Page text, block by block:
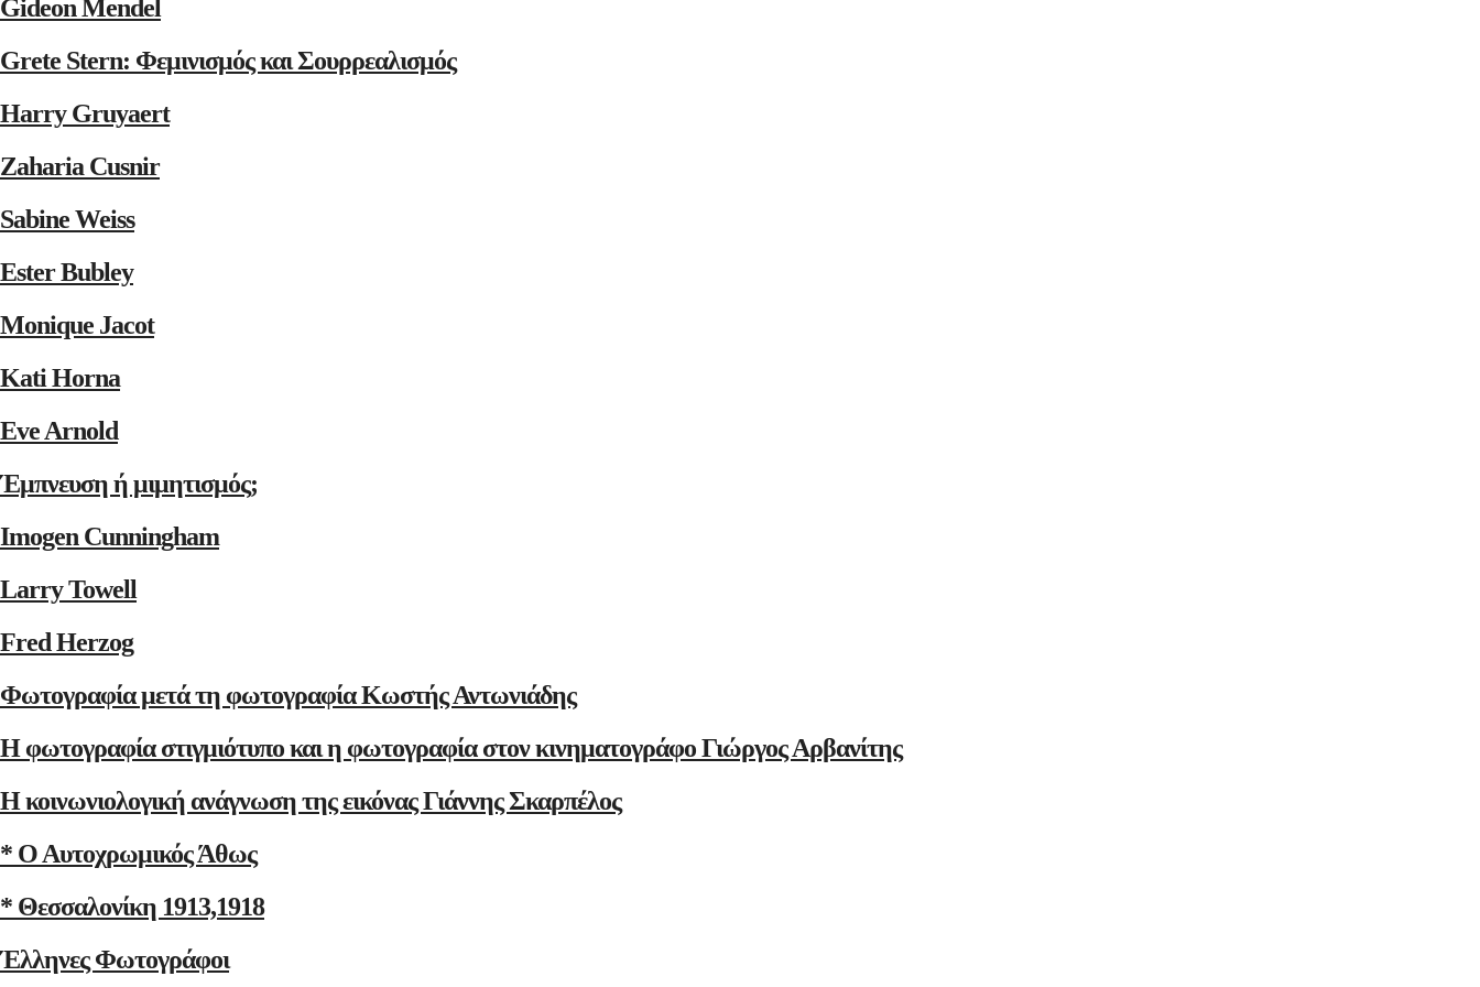
Gideon Mendel
Grete Stern: Φεμινισμός και Σουρρεαλισμός
Harry Gruyaert
Zaharia Cusnir
Sabine Weiss
Ester Bubley
Monique Jacot
Kati Horna
Eve Arnold
Έμπνευση ή μιμητισμός;
Imogen Cunningham
Larry Towell
Fred Herzog
Φωτογραφία μετά τη φωτογραφία Κωστής Αντωνιάδης
Η φωτογραφία στιγμιότυπο και η φωτογραφία στον κινηματογράφο Γιώργος Αρβανίτης
Η κοινωνιολογική ανάγνωση της εικόνας Γιάννης Σκαρπέλος
* Ο Αυτοχρωμικός Άθως
* Θεσσαλονίκη 1913,1918
Έλληνες Φωτογράφοι